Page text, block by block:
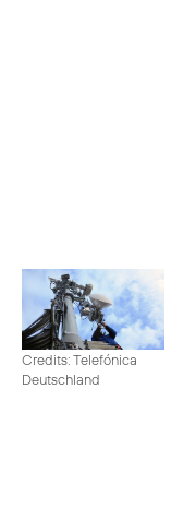
Credits: Telefónica
Deutschland